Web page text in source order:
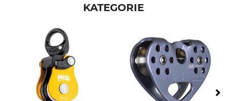
KATEGORIE